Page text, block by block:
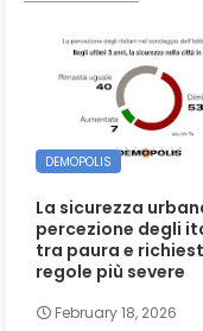
DEMOPOLIS
La sicurezza
percezione degli
tra paura e
regole più severe
February 18, 2026